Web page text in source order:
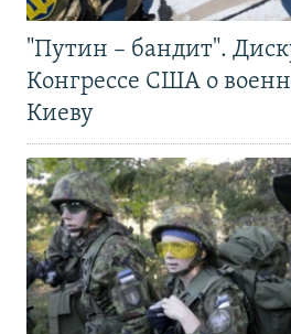
"Путин – бандит".
Конгрессе США о
Киеву